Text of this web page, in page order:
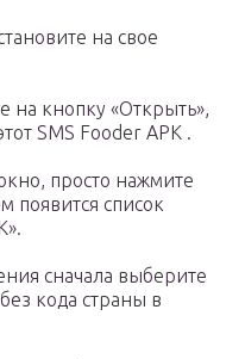
на свое
на кнопку «Открыть»,
SMS Fooder APK .
просто нажмите
появится список
сначала выберите
кода страны в